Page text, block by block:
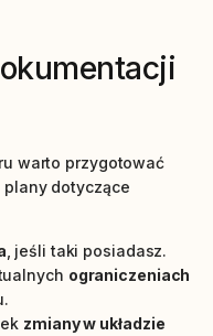
warto przygotować
dotyczące
, jeśli taki posiadasz.
ograniczeniach
zmiany w układzie